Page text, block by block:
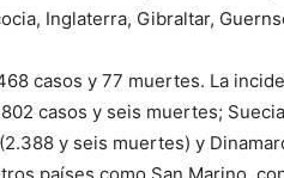
Inglaterra, Gibraltar,
casos y 77 muertes. La
casos y seis muertes;
y seis muertes) y